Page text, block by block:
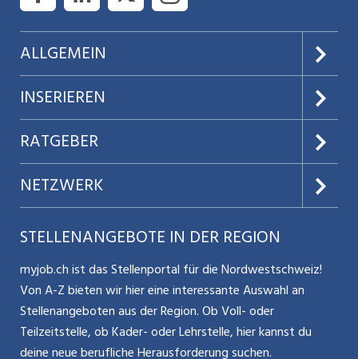
ALLGEMEIN
Über uns
AGB
Datenschutz
Nutzungsbedingungen
Glossar
Kontakt
Impressum
INSERIEREN
Preise & Leistungen
Jobs verwalten
Benutzermanual
Bewerber-Cockpit
RATGEBER
Teilzeit / Flexible Arbeitsmodelle
Mitarbeiter 50+ / Pensionierung
Karriere allgemein
NETZWERK
Aargauerzeitung.ch
CH Media
ostjob.ch
zentraljob.ch
STELLENANGEBOTE IN DER REGION
myjob.ch ist das Stellenportal für die Nordwestschweiz!
Von A-Z bieten wir hier eine interessante Auswahl an
Stellenangeboten aus der Region. Ob Voll- oder
Teilzeitstelle, ob Kader- oder Lehrstelle, hier kannst du
deine neue berufliche Herausforderung suchen.